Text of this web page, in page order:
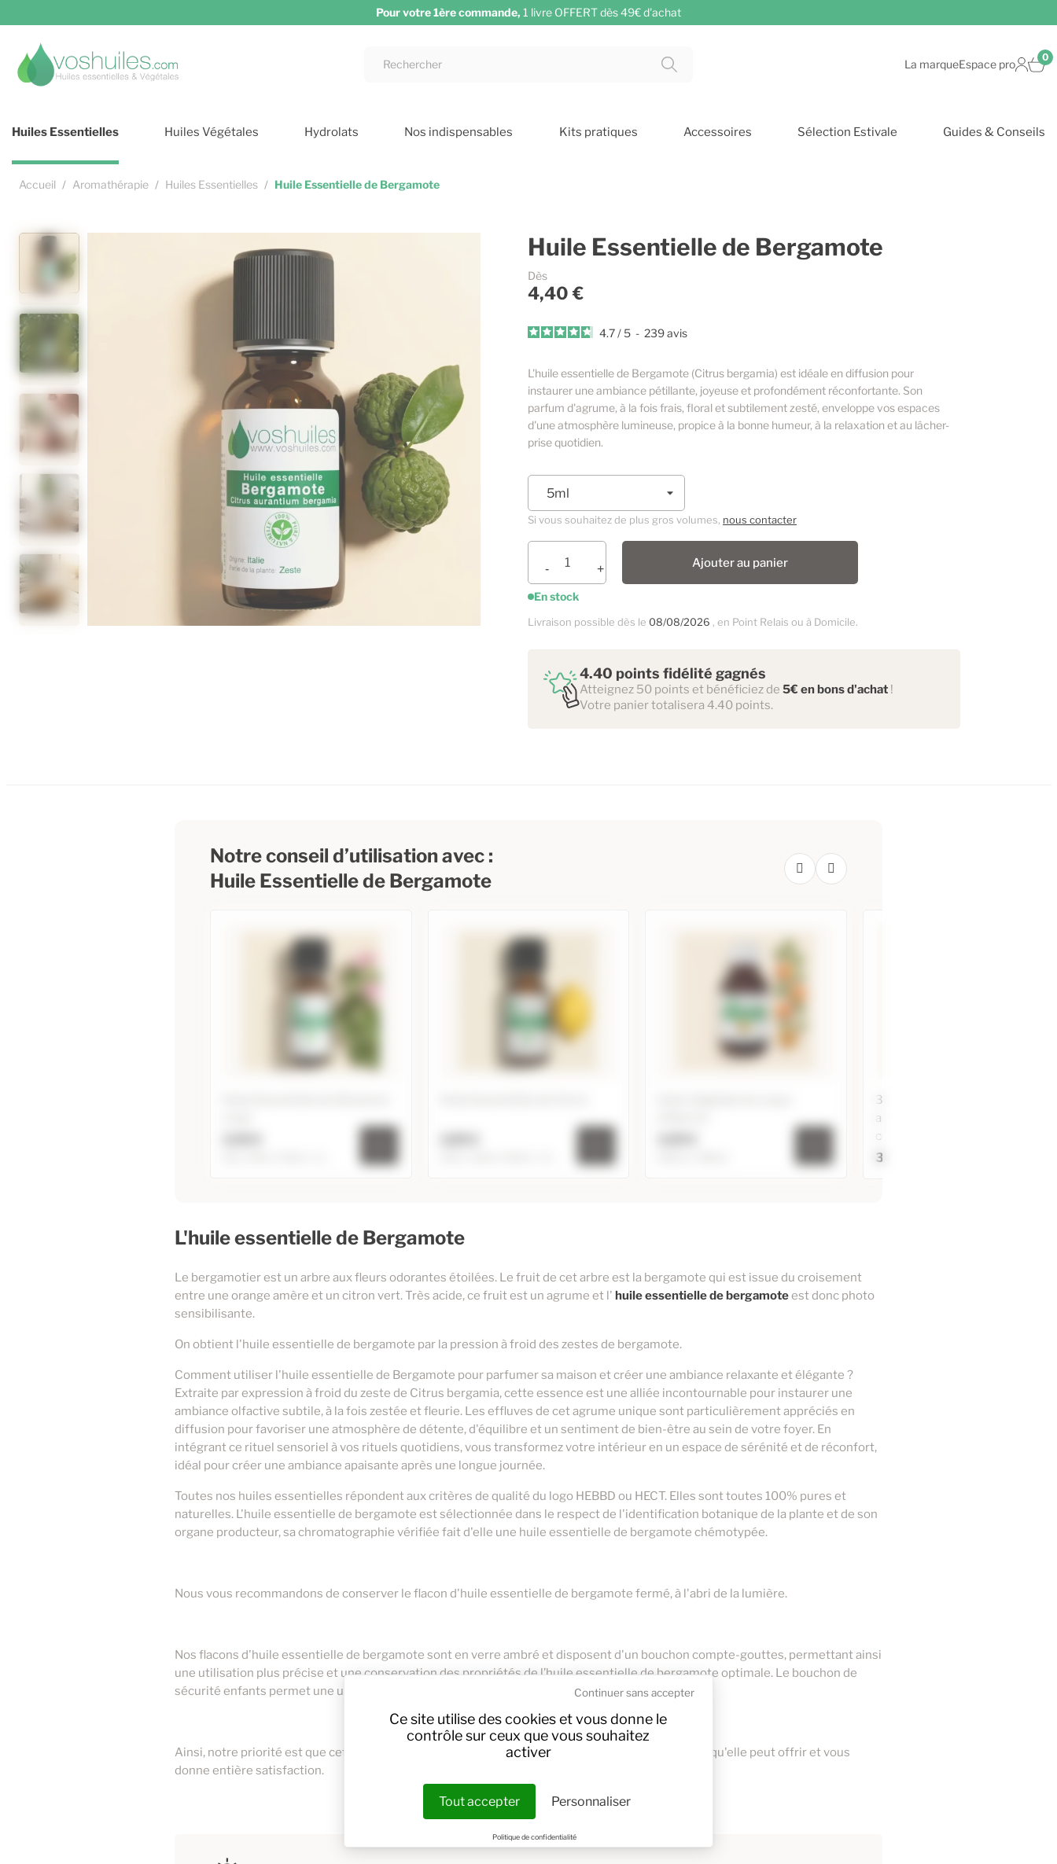
Ce site utilise des cookies et vous donne le
contrôle sur ceux que vous souhaitez
activer
Tout accepter
Continuer sans accepter
Personnaliser
Politique de confidentialité
Pour votre 1ère commande, 1 livre OFFERT dès 49€ d'achat
La marqueEspace pro
0
Huiles Essentielles Huiles Végétales Hydrolats Nos indispensables Kits pratiques Accessoires Sélection Estivale Guides & Conseils
Accueil Aromathérapie Huiles Essentielles Huile Essentielle de Bergamote
Huile Essentielle de Bergamote
Dès
4,40 €
4.7/ 5 - 239avis
L'huile essentielle de Bergamote (Citrus bergamia) est idéale en diffusion pour
instaurer une ambiance pétillante, joyeuse et profondément réconfortante. Son
parfum d'agrume, à la fois frais, floral et subtilement zesté, enveloppe vos espaces
d'une atmosphère lumineuse, propice à la bonne humeur, à la relaxation et au lâcher-
prise quotidien.
Si vous souhaitez de plus gros volumes, nous contacter
Ajouter au panier
En stock
Livraison possible dès le 08/08/2026 , en Point Relais ou à Domicile.
4.40 points fidélité gagnés
Atteignez 50 points et bénéficiez de 5€ en bons d'achat !
Votre panier totalisera 4.40 points.
Notre conseil d’utilisation avec :
Huile Essentielle de Bergamote
10ml 4,95 €
23,10 €
5ml
20ml
125ml 15,95 €
60ml 10,95 €
3 flacons de 20ml en verre
ambré DIN 18 avec bouchons
codigouttes
3,40 €
L'huile essentielle de Bergamote
Le bergamotier est un arbre aux fleurs odorantes étoilées. Le fruit de cet arbre est la bergamote qui est issue du croisement
entre une orange amère et un citron vert. Très acide, ce fruit est un agrume et l' huile essentielle de bergamoteest donc photo
sensibilisante.
On obtient l'huile essentielle de bergamote par la pression à froid des zestes de bergamote.
Comment utiliser l'huile essentielle de Bergamote pour parfumer sa maison et créer une ambiance relaxante et élégante ?
Extraite par expression à froid du zeste de Citrus bergamia, cette essence est une alliée incontournable pour instaurer une
ambiance olfactive subtile, à la fois zestée et fleurie. Les effluves de cet agrume unique sont particulièrement appréciés en
diffusion pour favoriser une atmosphère de détente, d'équilibre et un sentiment de bien-être au sein de votre foyer. En
intégrant ce rituel sensoriel à vos rituels quotidiens, vous transformez votre intérieur en un espace de sérénité et de réconfort,
idéal pour créer une ambiance apaisante après une longue journée.
Toutes nos huiles essentielles répondent aux critères de qualité du logo HEBBD ou HECT. Elles sont toutes 100% pures et
naturelles. L'huile essentielle de bergamote est sélectionnée dans le respect de l'identification botanique de la plante et de son
organe producteur, sa chromatographie vérifiée fait d'elle une huile essentielle de bergamote chémotypée.
Nous vous recommandons de conserver le flacon d'huile essentielle de bergamote fermé, à l'abri de la lumière.
Nos flacons d'huile essentielle de bergamote sont en verre ambré et disposent d'un bouchon compte-gouttes, permettant ainsi
une utilisation plus précise et une conservation des propriétés de l’huile essentielle de bergamote optimale. Le bouchon de
sécurité enfants permet une utilisation en toute sécurité.
Ainsi, notre priorité est que cette huile essentielle de bergamote vous apporte tous les bienfaits qu'elle peut offrir et vous
donne entière satisfaction.